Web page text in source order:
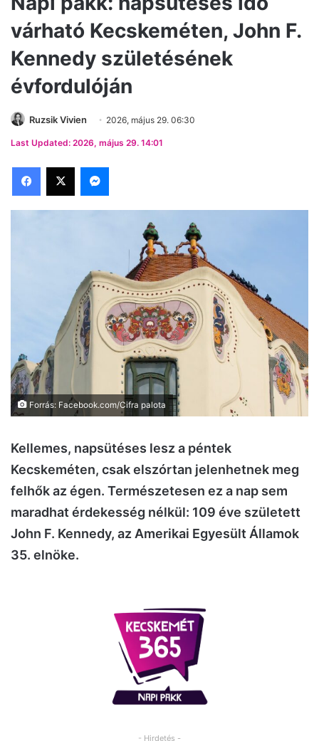
várható Kecskeméten, John F.
Kennedy születésének
évfordulóján
Ruzsik Vivien 2026, május 29. 06:30
Last Updated: 2026, május 29. 14:01
Facebook
X Messenger
Forrás: Facebook.com/Cifra palota
Kellemes, napsütéses lesz a péntek
Kecskeméten, csak elszórtan jelenhetnek meg
felhők az égen. Természetesen ez a nap sem
maradhat érdekesség nélkül: 109 éve született
John F. Kennedy, az Amerikai Egyesült Államok
35. elnöke.
- Hirdetés -